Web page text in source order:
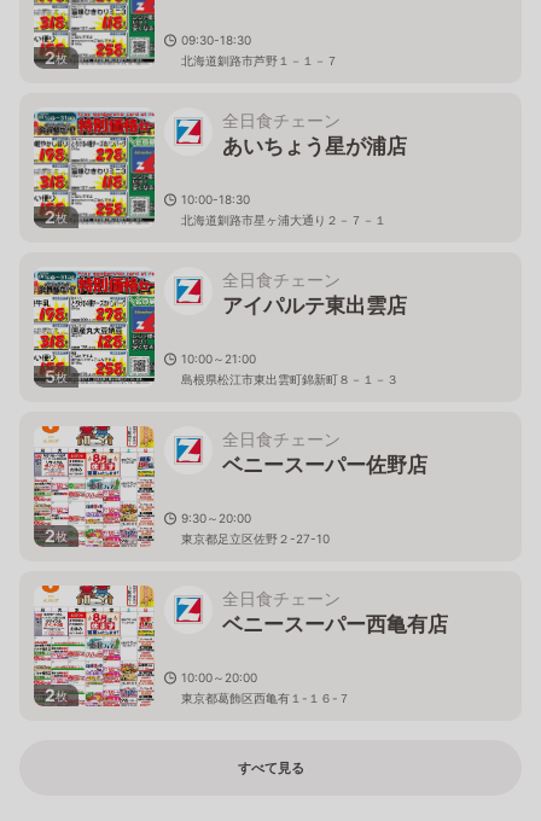
2枚
09:30-18:30
北海道釧路市芦野１－１－７
2枚
全日食チェーン
あいちょう星が浦店
10:00-18:30
北海道釧路市星ヶ浦大通り２－７－１
5枚
全日食チェーン
アイパルテ東出雲店
10:00～21:00
島根県松江市東出雲町錦新町８－１－３
2枚
全日食チェーン
ベニースーパー佐野店
9:30～20:00
東京都足立区佐野２-27-10
2枚
全日食チェーン
ベニースーパー西亀有店
10:00～20:00
東京都葛飾区西亀有１-１６-７
すべて見る